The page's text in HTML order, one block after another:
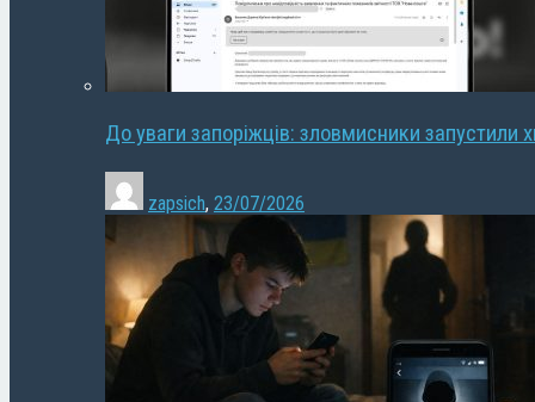
До уваги запоріжців: зловмисники запустили
zapsich, 23/07/2026